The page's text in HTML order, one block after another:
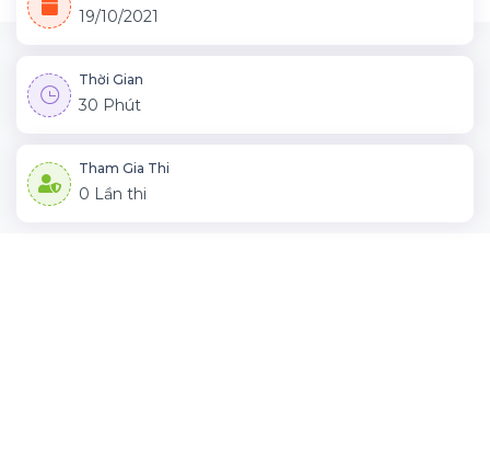
19/10/2021
Thời Gian
30 Phút
Tham Gia Thi
0 Lần thi